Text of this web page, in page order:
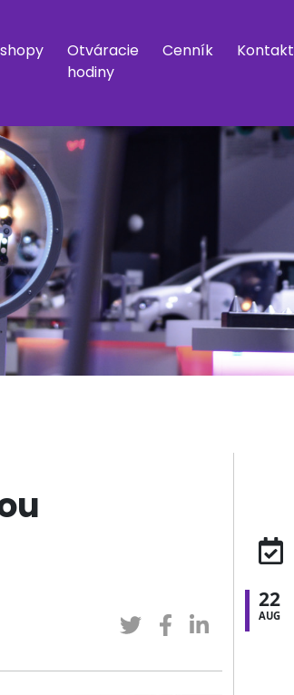
Otváracie
hodiny
Cenník Kontakt
22
AUG